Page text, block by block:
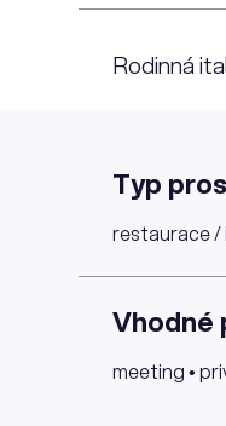
Rodinná
Typ
restaurace /
Vhodné
meeting •